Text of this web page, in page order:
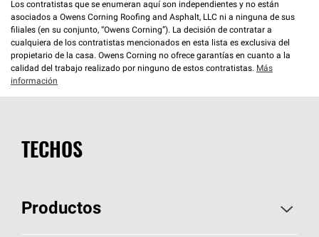
Los contratistas que se enumeran aquí son independientes y no están
asociados a Owens Corning Roofing and Asphalt, LLC ni a ninguna de sus
filiales (en su conjunto, “Owens Corning”). La decisión de contratar a
cualquiera de los contratistas mencionados en esta lista es exclusiva del
propietario de la casa. Owens Corning no ofrece garantías en cuanto a la
calidad del trabajo realizado por ninguno de estos contratistas. Más
información
TECHOS
Productos